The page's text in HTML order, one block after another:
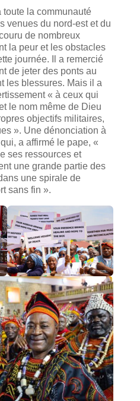
toute la communauté
venues du nord-est et du
de nombreux
la peur et les obstacles
journée. Il a remercié
de jeter des ponts au
les blessures. Mais il a
« à ceux qui
le nom même de Dieu
objectifs militaires,
». Une dénonciation à
a affirmé le pape, «
ses ressources et
une grande partie des
une spirale de
sans fin ».